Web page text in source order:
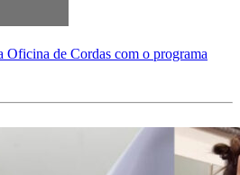
Oficina de Cordas com o programa